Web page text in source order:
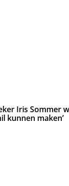
Iris Sommer
kunnen maken’